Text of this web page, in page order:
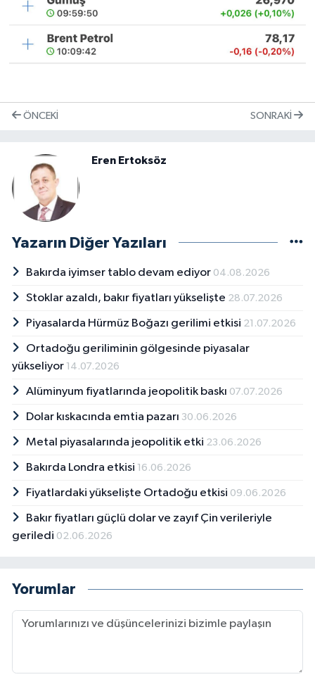
ÖNCEKI SONRAKI
Eren Ertoksöz
Yazarın Diğer Yazıları
Bakırda iyimser tablo devam ediyor 04.08.2026
Stoklar azaldı, bakır fiyatları yükselişte 28.07.2026
Piyasalarda Hürmüz Boğazı gerilimi etkisi 21.07.2026
Ortadoğu geriliminin gölgesinde piyasalar
yükseliyor 14.07.2026
Alüminyum fiyatlarında jeopolitik baskı 07.07.2026
Dolar kıskacında emtia pazarı 30.06.2026
Metal piyasalarında jeopolitik etki 23.06.2026
Bakırda Londra etkisi 16.06.2026
Fiyatlardaki yükselişte Ortadoğu etkisi 09.06.2026
Bakır fiyatları güçlü dolar ve zayıf Çin verileriyle
geriledi 02.06.2026
Yorumlar